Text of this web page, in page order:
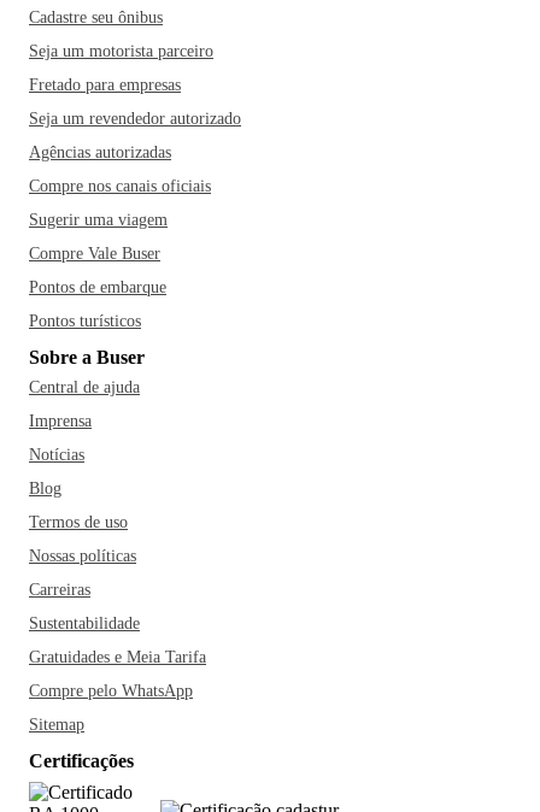
Cadastre seu ônibus
Seja um motorista parceiro
Fretado para empresas
Seja um revendedor autorizado
Agências autorizadas
Compre nos canais oficiais
Sugerir uma viagem
Compre Vale Buser
Pontos de embarque
Pontos turísticos
Sobre a Buser
Central de ajuda
Imprensa
Notícias
Blog
Termos de uso
Nossas políticas
Carreiras
Sustentabilidade
Gratuidades e Meia Tarifa
Compre pelo WhatsApp
Sitemap
Certificações